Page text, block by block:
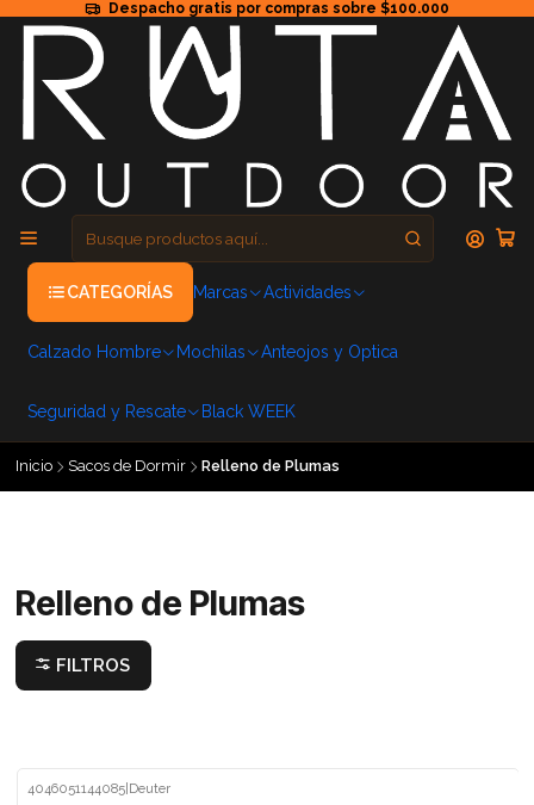
Despacho gratis por compras sobre $100.000
CATEGORÍAS Marcas Actividades
Calzado Hombre Mochilas Anteojos y Optica
Seguridad y Rescate Black WEEK
Inicio Sacos de Dormir Relleno de Plumas
Relleno de Plumas
FILTROS
4046051144085|Deuter